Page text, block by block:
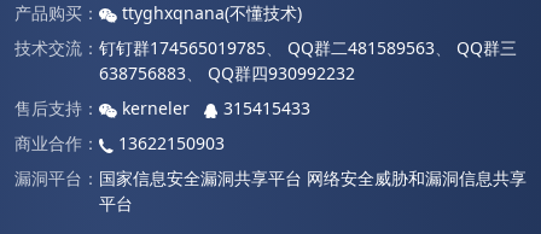
产品购买：
ttyghxqnana(不懂技术)
技术交流： 钉钉群174565019785、 QQ群二481589563、 QQ群三
638756883、 QQ群四930992232
售后支持：
kerneler
315415433
商业合作：
13622150903
漏洞平台： 国家信息安全漏洞共享平台 网络安全威胁和漏洞信息共享
平台